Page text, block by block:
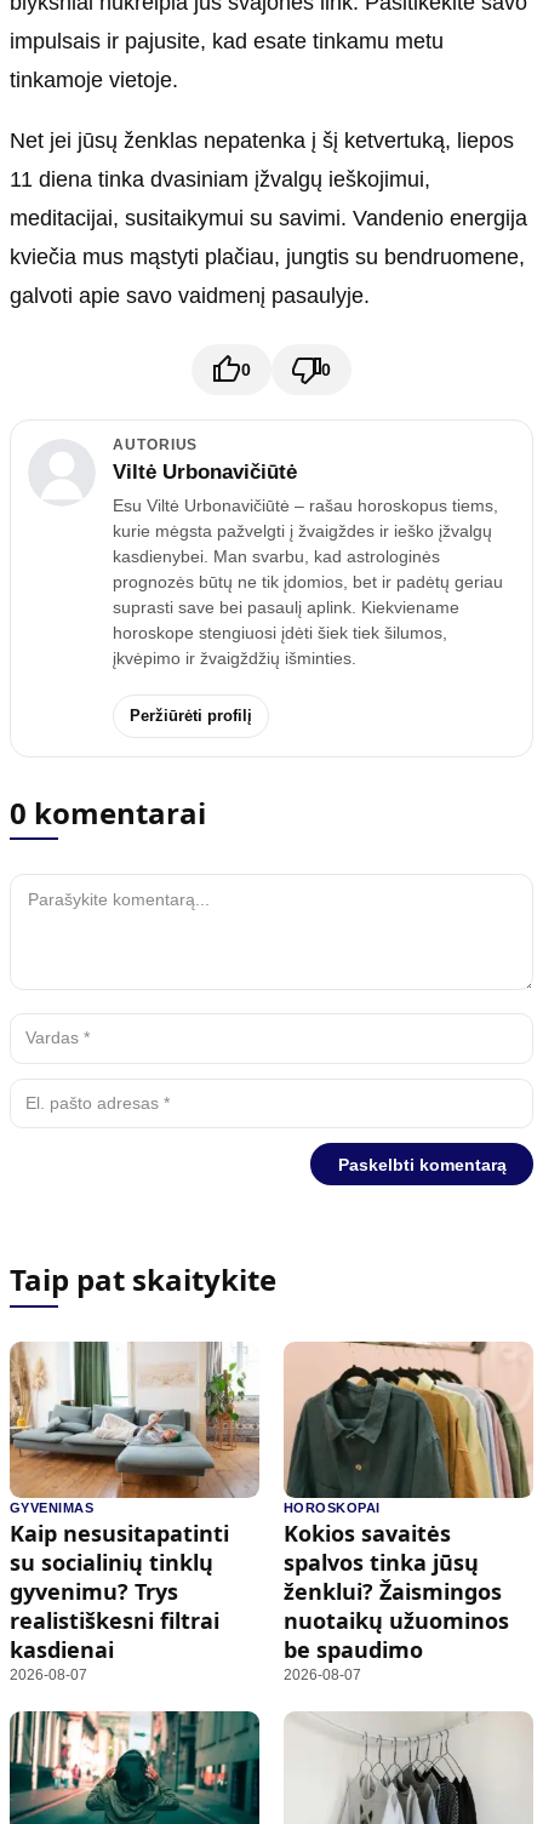
impulsais ir pajusite, kad esate tinkamu metu
tinkamoje vietoje.
Net jei jūsų ženklas nepatenka į šį ketvertuką, liepos
11 diena tinka dvasiniam įžvalgų ieškojimui,
meditacijai, susitaikymui su savimi. Vandenio energija
kviečia mus mąstyti plačiau, jungtis su bendruomene,
galvoti apie savo vaidmenį pasaulyje.
0 0
AUTORIUS
Viltė Urbonavičiūtė
Esu Viltė Urbonavičiūtė – rašau horoskopus tiems,
kurie mėgsta pažvelgti į žvaigždes ir ieško įžvalgų
kasdienybei. Man svarbu, kad astrologinės
prognozės būtų ne tik įdomios, bet ir padėtų geriau
suprasti save bei pasaulį aplink. Kiekviename
horoskope stengiuosi įdėti šiek tiek šilumos,
įkvėpimo ir žvaigždžių išminties.
Peržiūrėti profilį
0 komentarai
Taip pat skaitykite
GYVENIMAS
Kaip nesusitapatinti
su socialinių tinklų
gyvenimu? Trys
realistiškesni filtrai
kasdienai
2026-08-07
HOROSKOPAI
Kokios savaitės
spalvos tinka jūsų
ženklui? Žaismingos
nuotaikų užuominos
be spaudimo
2026-08-07